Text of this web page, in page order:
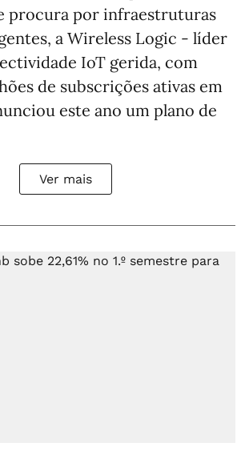
procura por infraestruturas
a Wireless Logic - líder
IoT gerida, com
de subscrições ativas em
este ano um plano de
Ver mais